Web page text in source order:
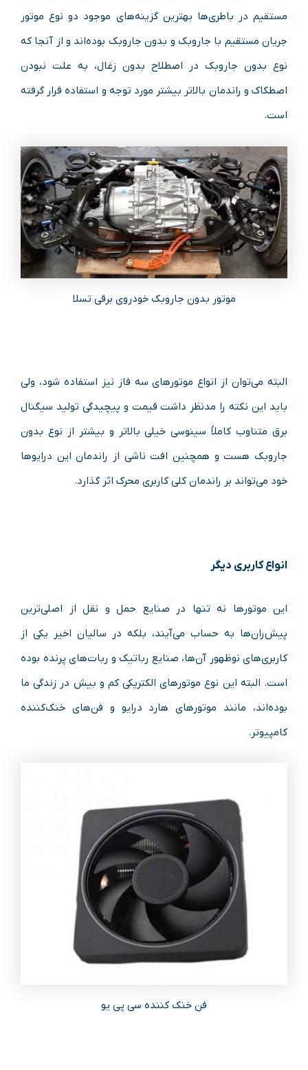
مستقیم در باطری‌ها بهترین گزینه‌های موجود دو نوع موتور
جریان مستقیم با جاروبک و بدون جاروبک بوده‌اند و از آنجا که
نوع بدون جاروبک در اصطلاح بدون زغال، به علت نبودن
اصطکاک و راندمان بالاتر بیشتر مورد توجه و استفاده قرار گرفته
است.
موتور بدون جاروبک خودروی برقی تسلا
البته می‌توان از انواع موتورهای سه فاز نیز استفاده شود، ولی
باید این نکته را مدنظر داشت قیمت و پیچیدگی تولید سیگنال
برق متناوب کاملاً سینوسی خیلی بالاتر و بیشتر از نوع بدون
جاروبک هست و همچنین افت ناشی از راندمان این درایوها
خود می‌تواند بر راندمان کلی کاربری محرک اثر گذارد.
انواع کاربری دیگر
این موتورها نه‌ تنها در صنایع حمل‌ و نقل از اصلی‌ترین
پیش‌ران‌ها به‌ حساب می‌آیند، بلکه در سالیان اخیر یکی از
کاربری‌های نوظهور آن‌ها، صنایع رباتیک و ربات‌های پرنده بوده
است. البته این نوع موتورهای الکتریکی کم‌ و بیش در زندگی ما
بوده‌اند، مانند موتورهای هارد درایو و فن‌های خنک‌کننده
کامپیوتر.
فن خنک کننده سی پی یو